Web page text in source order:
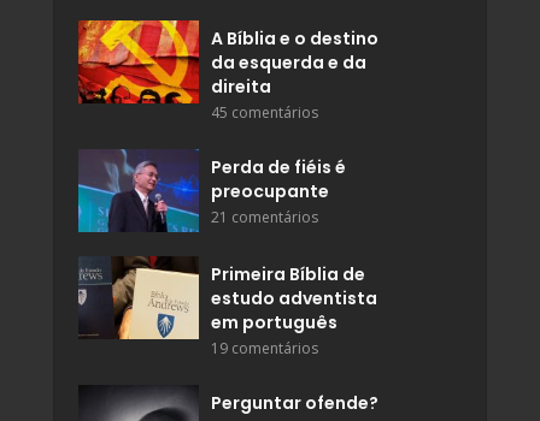
A Bíblia e o destino
da esquerda e da
direita
45 comentários
Perda de fiéis é
preocupante
21 comentários
Primeira Bíblia de
estudo adventista
em português
19 comentários
Perguntar ofende?